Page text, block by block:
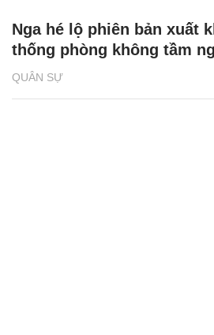
QUÂN SỰ
Nga hé lộ phiên bản xuất
thống phòng không tầm